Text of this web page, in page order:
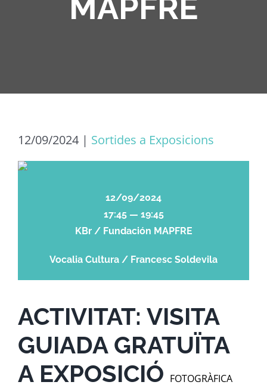
MAPFRE
12/09/2024 | Sortides a Exposicions
ACTIVITAT: VISITA
GUIADA GRATUÏTA
A EXPOSICIÓ FOTOGRÀFICA
12/09/2024
17:45 — 19:45
KBr / Fundación MAPFRE
Vocalia Cultura / Francesc Soldevila